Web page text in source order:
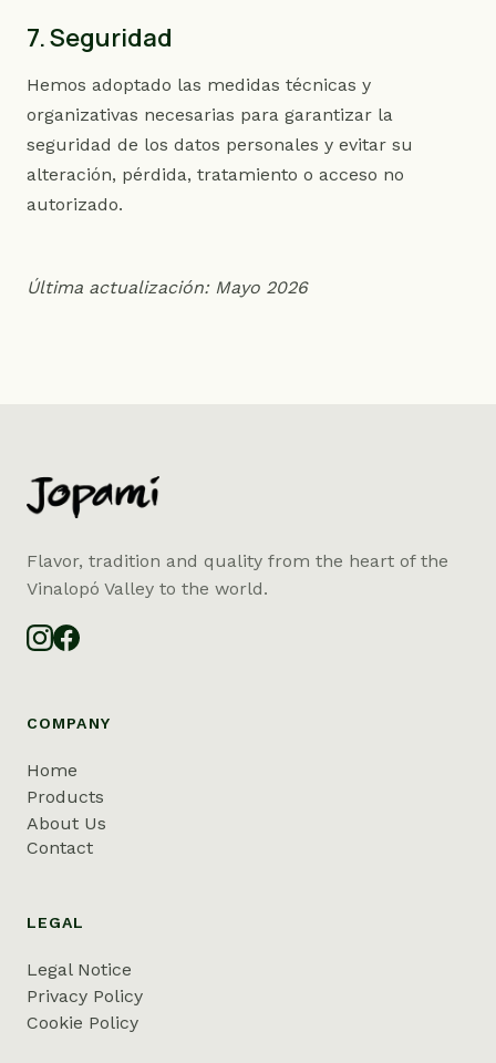
7. Seguridad
Hemos adoptado las medidas técnicas y
organizativas necesarias para garantizar la
seguridad de los datos personales y evitar su
alteración, pérdida, tratamiento o acceso no
autorizado.
Última actualización: Mayo 2026
Flavor, tradition and quality from the heart of the
Vinalopó Valley to the world.
COMPANY
Home
Products
About Us
Contact
LEGAL
Legal Notice
Privacy Policy
Cookie Policy